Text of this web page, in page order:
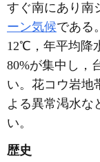
すぐ南にあり南
ーン気候である
12℃，年平均降
80%が集中し，
い。花コウ岩地
よる異常渇水な
い。
歴史